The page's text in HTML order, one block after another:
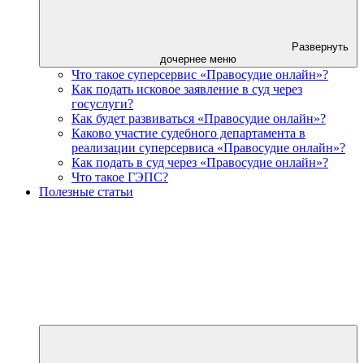
Развернуть
дочернее меню
Что такое суперсервис «Правосудие онлайн»?
Как подать исковое заявление в суд через
госуслуги?
Как будет развиваться «Правосудие онлайн»?
Каково участие судебного департамента в
реализации суперсервиса «Правосудие онлайн»?
Как подать в суд через «Правосудие онлайн»?
Что такое ГЭПС?
Полезные статьи